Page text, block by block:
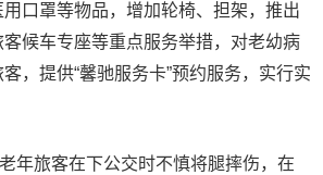
口罩等物品，增加轮椅、担架，推出
候车专座等重点服务举措，对老幼病
，提供“馨驰服务卡”预约服务，实行实
年旅客在下公交时不慎将腿摔伤，在